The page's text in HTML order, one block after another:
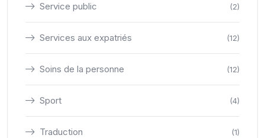
Service public (2)
Services aux expatriés (12)
Soins de la personne (12)
Sport (4)
Traduction (1)